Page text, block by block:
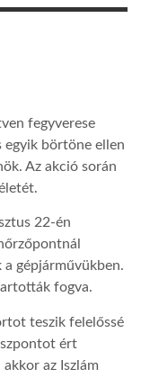
fegyverese
egyik börtöne ellen
Az akció során
22-én
gépjárművükben.
fogva.
teszik felelőssé
ért
az Iszlám